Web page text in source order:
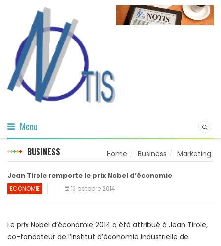
Menu
BUSINESS Home Business Marketing
Jean Tirole remporte le prix Nobel d’économie
ECONOMIE 13 octobre 2014
Le prix Nobel d’économie 2014 a été attribué à Jean Tirole,
co-fondateur de l’Institut d’économie industrielle de